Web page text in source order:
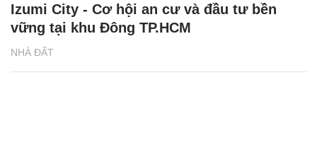
NHÀ ĐẤT
Izumi City - Cơ hội an cư và đầu tư bền
vững tại khu Đông TP.HCM